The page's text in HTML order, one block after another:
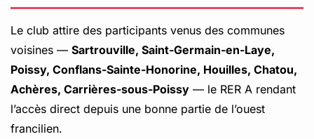
Le club attire des participants venus des communes
voisines — Sartrouville, Saint-Germain-en-Laye,
Poissy, Conflans-Sainte-Honorine, Houilles, Chatou,
Achères, Carrières-sous-Poissy — le RER A rendant
l’accès direct depuis une bonne partie de l’ouest
francilien.